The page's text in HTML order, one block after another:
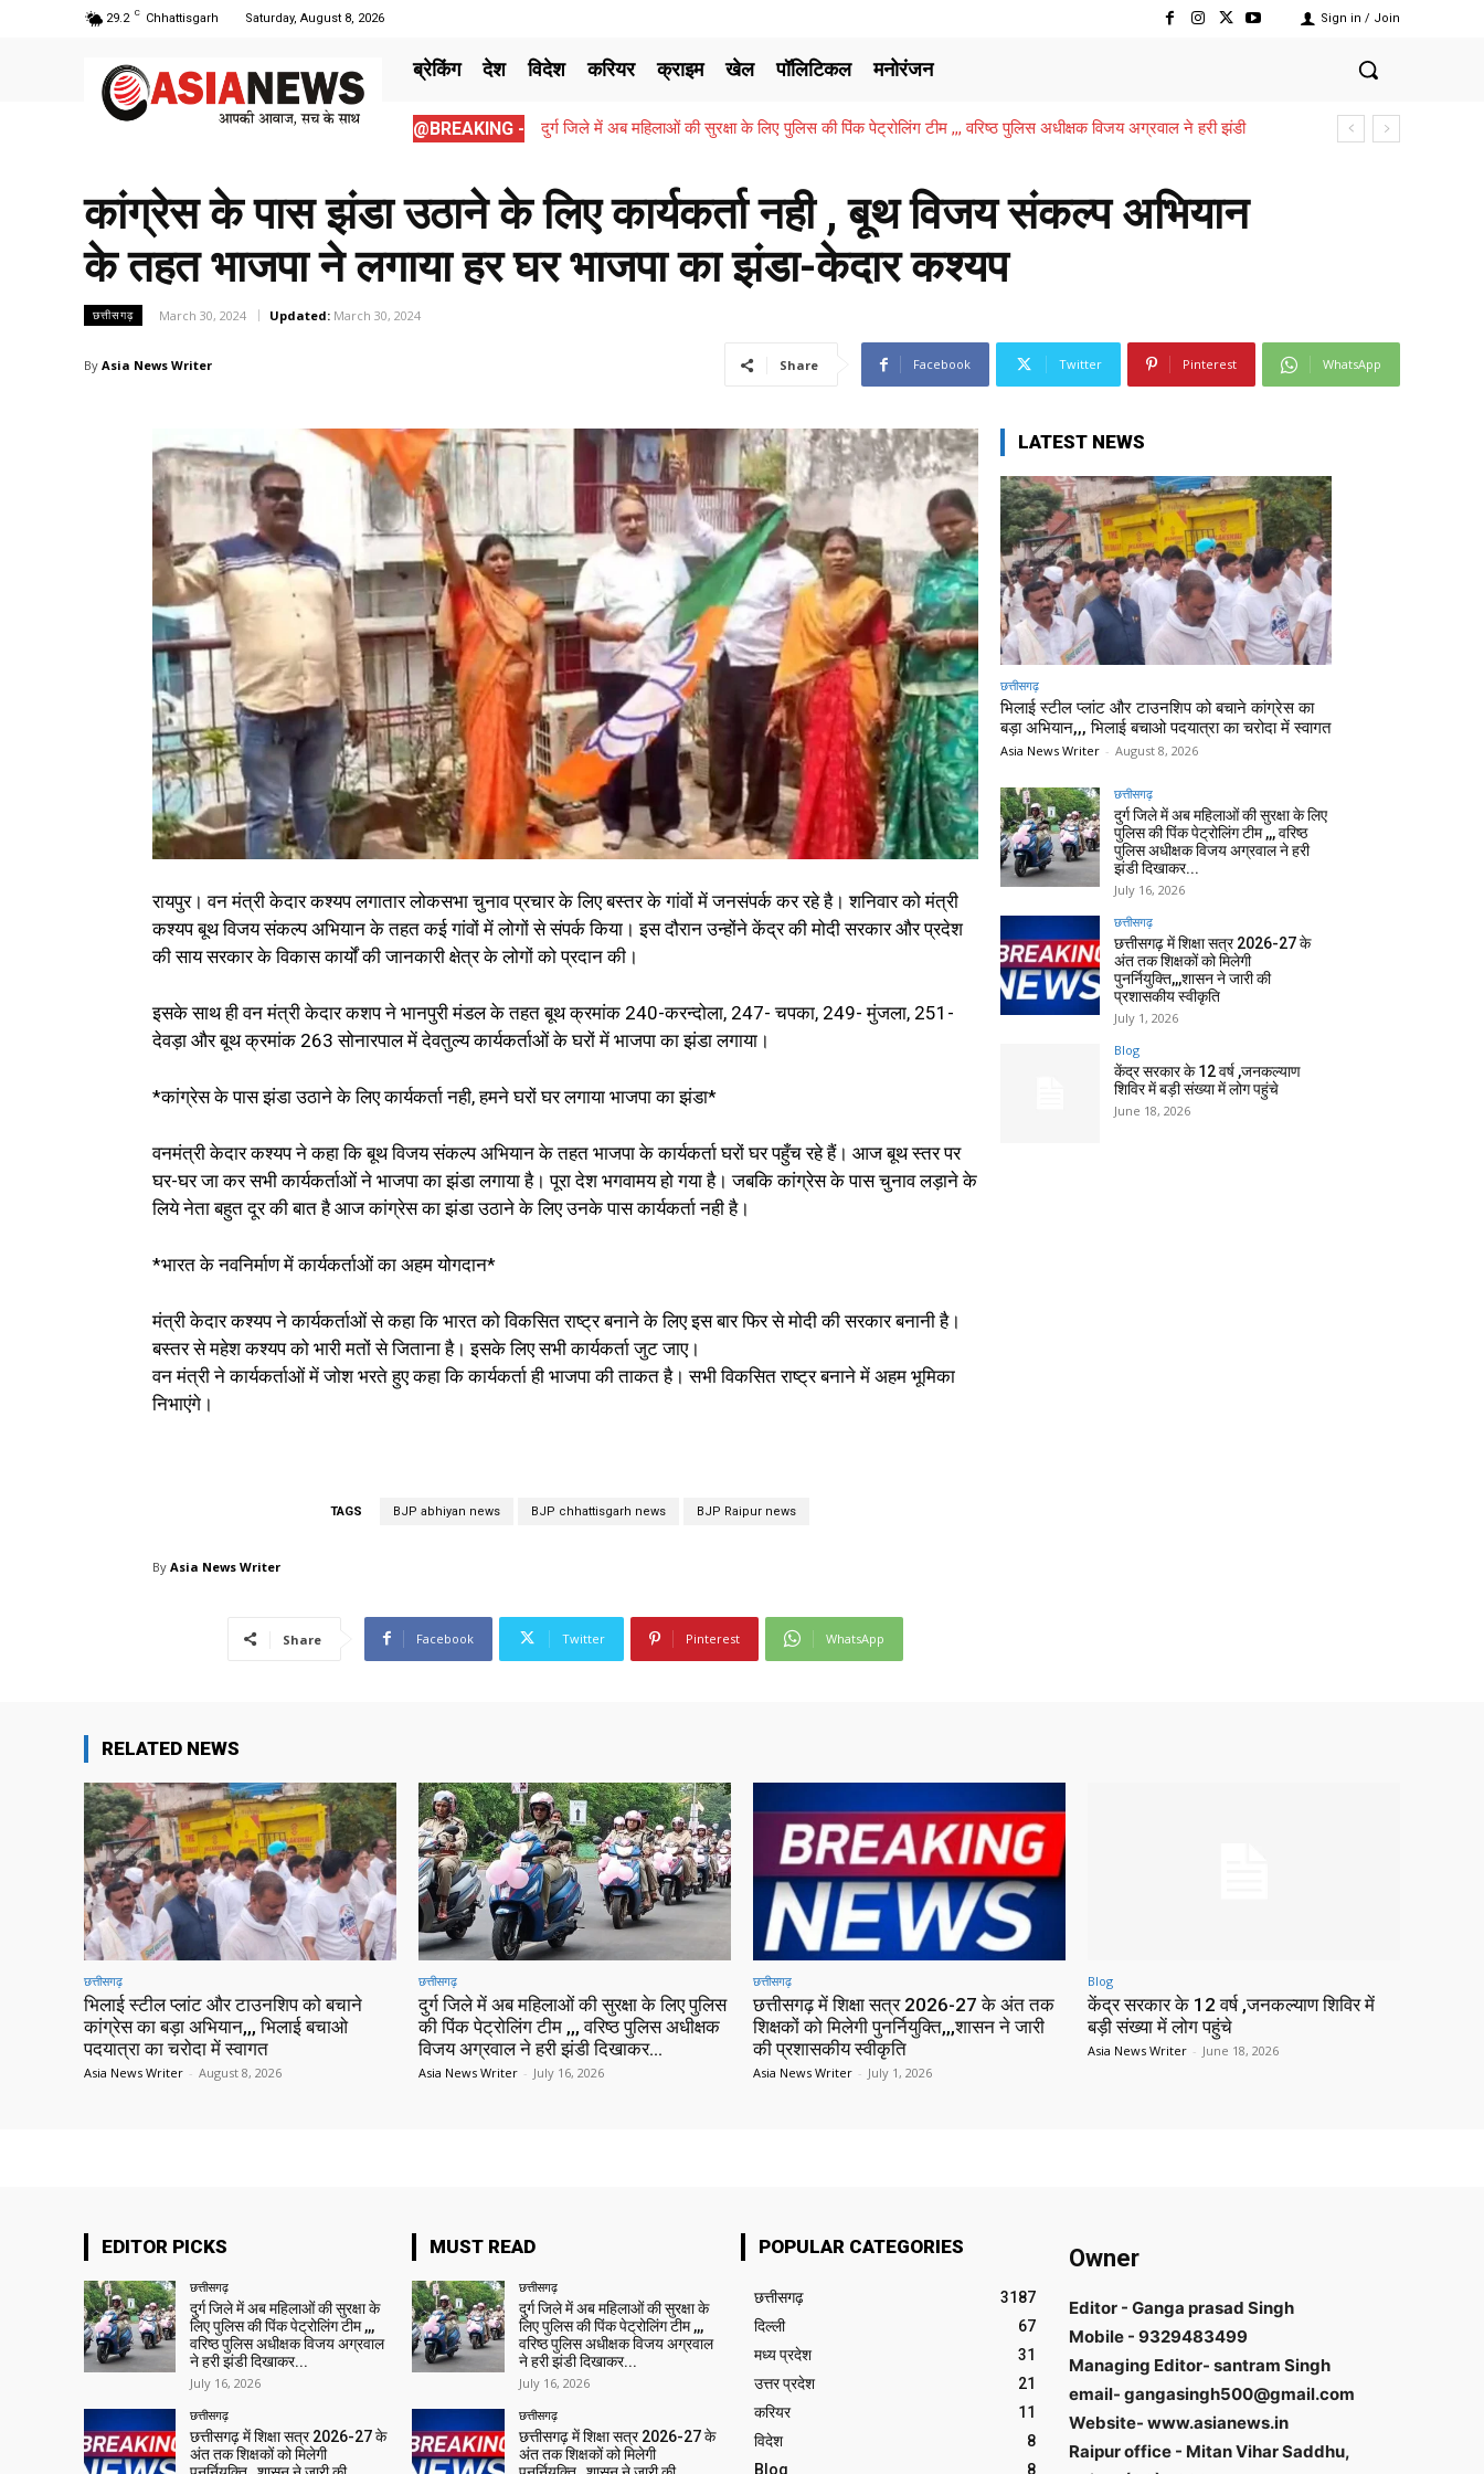
29.2 C Chhattisgarh Saturday, August 8, 2026 Sign in / Join
ब्रेकिंग देश विदेश करियर क्राइम खेल पॉलिटिकल मनोरंजन
@BREAKING -
दुर्ग जिले में अब महिलाओं की सुरक्षा के लिए पुलिस की पिंक पेट्रोलिंग टीम ,,, वरिष्ठ पुलिस अधीक्षक विजय अग्रवाल ने हरी झंडी
छत्तीसगढ़ में शिक्षा सत्र 2026-27 के अंत तक शिक्षकों को मिलेगी पुनर्नियुक्ति,,,शासन ने जारी की प्रशासकीय स्वीकृति
कांग्रेस के पास झंडा उठाने के लिए कार्यकर्ता नही , बूथ विजय संकल्प अभियान
के तहत भाजपा ने लगाया हर घर भाजपा का झंडा-केदार कश्यप
छत्तीसगढ़ March 30, 2024 Updated: March 30, 2024
By Asia News Writer Share Facebook Twitter Pinterest WhatsApp
रायपुर। वन मंत्री केदार कश्यप लगातार लोकसभा चुनाव प्रचार के लिए बस्तर के गांवों में जनसंपर्क कर रहे है। शनिवार को मंत्री
कश्यप बूथ विजय संकल्प अभियान के तहत कई गांवों में लोगों से संपर्क किया। इस दौरान उन्होंने केंद्र की मोदी सरकार और प्रदेश
की साय सरकार के विकास कार्यों की जानकारी क्षेत्र के लोगों को प्रदान की।
इसके साथ ही वन मंत्री केदार कशप ने भानपुरी मंडल के तहत बूथ क्रमांक 240-करन्दोला, 247- चपका, 249- मुंजला, 251-
देवड़ा और बूथ क्रमांक 263 सोनारपाल में देवतुल्य कार्यकर्ताओं के घरों में भाजपा का झंडा लगाया।
*कांग्रेस के पास झंडा उठाने के लिए कार्यकर्ता नही, हमने घरों घर लगाया भाजपा का झंडा*
वनमंत्री केदार कश्यप ने कहा कि बूथ विजय संकल्प अभियान के तहत भाजपा के कार्यकर्ता घरों घर पहुँच रहे हैं। आज बूथ स्तर पर
घर-घर जा कर सभी कार्यकर्ताओं ने भाजपा का झंडा लगाया है। पूरा देश भगवामय हो गया है। जबकि कांग्रेस के पास चुनाव लड़ाने के
लिये नेता बहुत दूर की बात है आज कांग्रेस का झंडा उठाने के लिए उनके पास कार्यकर्ता नही है।
*भारत के नवनिर्माण में कार्यकर्ताओं का अहम योगदान*
मंत्री केदार कश्यप ने कार्यकर्ताओं से कहा कि भारत को विकसित राष्ट्र बनाने के लिए इस बार फिर से मोदी की सरकार बनानी है।
बस्तर से महेश कश्यप को भारी मतों से जिताना है। इसके लिए सभी कार्यकर्ता जुट जाए।
वन मंत्री ने कार्यकर्ताओं में जोश भरते हुए कहा कि कार्यकर्ता ही भाजपा की ताकत है। सभी विकसित राष्ट्र बनाने में अहम भूमिका
निभाएंगे।
TAGS BJP abhiyan news BJP chhattisgarh news BJP Raipur news
By Asia News Writer
Share Facebook Twitter Pinterest WhatsApp
LATEST NEWS
छत्तीसगढ़
भिलाई स्टील प्लांट और टाउनशिप को बचाने कांग्रेस का
बड़ा अभियान,,, भिलाई बचाओ पदयात्रा का चरोदा में स्वागत
Asia News Writer - August 8, 2026
छत्तीसगढ़
दुर्ग जिले में अब महिलाओं की सुरक्षा के लिए
पुलिस की पिंक पेट्रोलिंग टीम ,,, वरिष्ठ
पुलिस अधीक्षक विजय अग्रवाल ने हरी
झंडी दिखाकर...
July 16, 2026
छत्तीसगढ़
छत्तीसगढ़ में शिक्षा सत्र 2026-27 के
अंत तक शिक्षकों को मिलेगी
पुनर्नियुक्ति,,,शासन ने जारी की
प्रशासकीय स्वीकृति
July 1, 2026
Blog
केंद्र सरकार के 12 वर्ष ,जनकल्याण
शिविर में बड़ी संख्या में लोग पहुंचे
June 18, 2026
RELATED NEWS
छत्तीसगढ़
भिलाई स्टील प्लांट और टाउनशिप को बचाने
कांग्रेस का बड़ा अभियान,,, भिलाई बचाओ
पदयात्रा का चरोदा में स्वागत
Asia News Writer - August 8, 2026
छत्तीसगढ़
दुर्ग जिले में अब महिलाओं की सुरक्षा के लिए पुलिस
की पिंक पेट्रोलिंग टीम ,,, वरिष्ठ पुलिस अधीक्षक
विजय अग्रवाल ने हरी झंडी दिखाकर...
Asia News Writer - July 16, 2026
छत्तीसगढ़
छत्तीसगढ़ में शिक्षा सत्र 2026-27 के अंत तक
शिक्षकों को मिलेगी पुनर्नियुक्ति,,,शासन ने जारी
की प्रशासकीय स्वीकृति
Asia News Writer - July 1, 2026
Blog
केंद्र सरकार के 12 वर्ष ,जनकल्याण शिविर में
बड़ी संख्या में लोग पहुंचे
Asia News Writer - June 18, 2026
EDITOR PICKS
छत्तीसगढ़
दुर्ग जिले में अब महिलाओं की सुरक्षा के
लिए पुलिस की पिंक पेट्रोलिंग टीम ,,,
वरिष्ठ पुलिस अधीक्षक विजय अग्रवाल
ने हरी झंडी दिखाकर...
July 16, 2026
छत्तीसगढ़
छत्तीसगढ़ में शिक्षा सत्र 2026-27 के
अंत तक शिक्षकों को मिलेगी
MUST READ
छत्तीसगढ़
दुर्ग जिले में अब महिलाओं की सुरक्षा के
लिए पुलिस की पिंक पेट्रोलिंग टीम ,,,
वरिष्ठ पुलिस अधीक्षक विजय अग्रवाल
ने हरी झंडी दिखाकर...
July 16, 2026
छत्तीसगढ़
छत्तीसगढ़ में शिक्षा सत्र 2026-27 के
अंत तक शिक्षकों को मिलेगी
POPULAR CATEGORIES
छत्तीसगढ़
3187
दिल्ली
67
मध्य प्रदेश
31
उत्तर प्रदेश
21
करियर
11
विदेश
8
Blog
8
Owner
Editor - Ganga prasad Singh
Mobile - 9329483499
Managing Editor- santram Singh
email- gangasingh500@gmail.com
Website- www.asianews.in
Raipur office - Mitan Vihar Saddhu,